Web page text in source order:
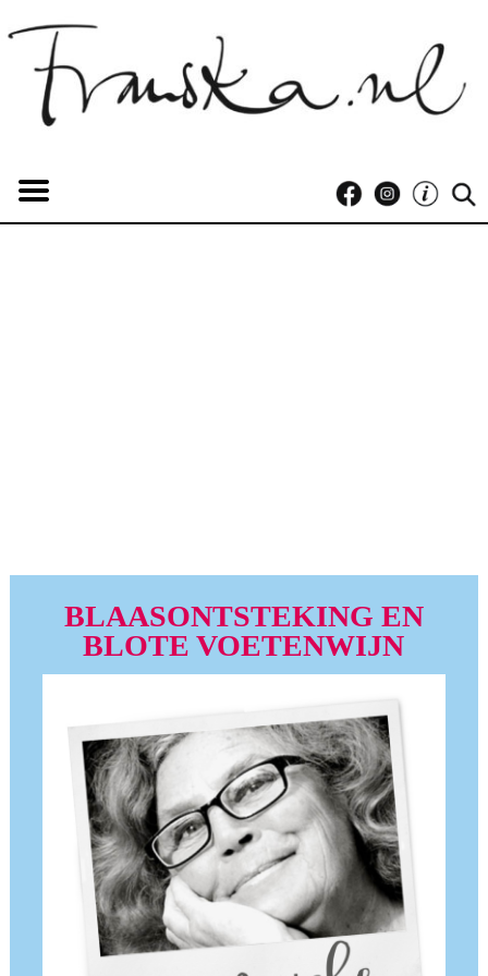
BLAASONTSTEKING EN
BLOTE VOETENWIJN